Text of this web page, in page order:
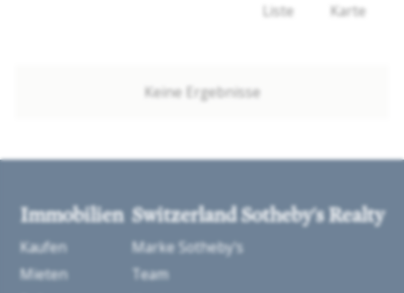
Liste Karte
Keine Ergebnisse
Immobilien
Kaufen
Mieten
Switzerland Sotheby's Realty
Marke Sotheby's
Team